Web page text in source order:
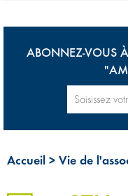
ABONNEZ-VOUS
Accueil > Vie de